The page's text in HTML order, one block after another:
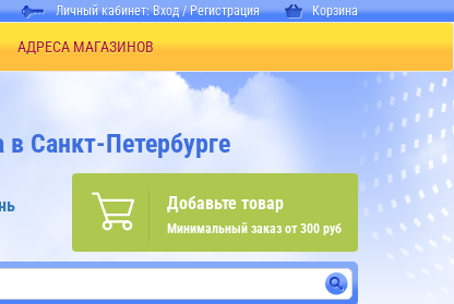
Личный кабинет:Вход/Регистрация Корзина
АДРЕСА МАГАЗИНОВ
Санкт-Петербурге
Добавьте товар
Минимальный заказ от 300 руб